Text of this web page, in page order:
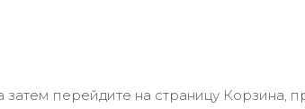
перейдите на страницу Корзина,